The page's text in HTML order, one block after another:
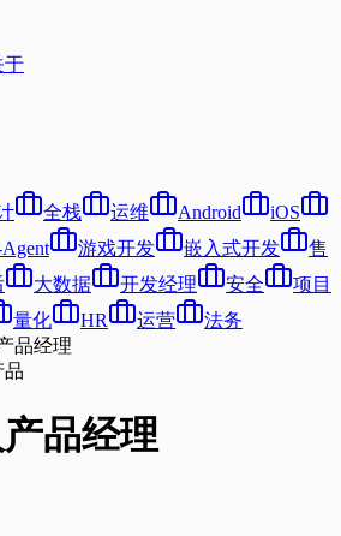
于
全栈 运维 Android
iOS
游戏开发 嵌入式开发
售
大数据 开发经理 安全
项目
量化 HR 运营
法务
品经理
品
品经理